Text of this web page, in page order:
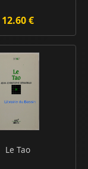
12.60 €
Le Tao